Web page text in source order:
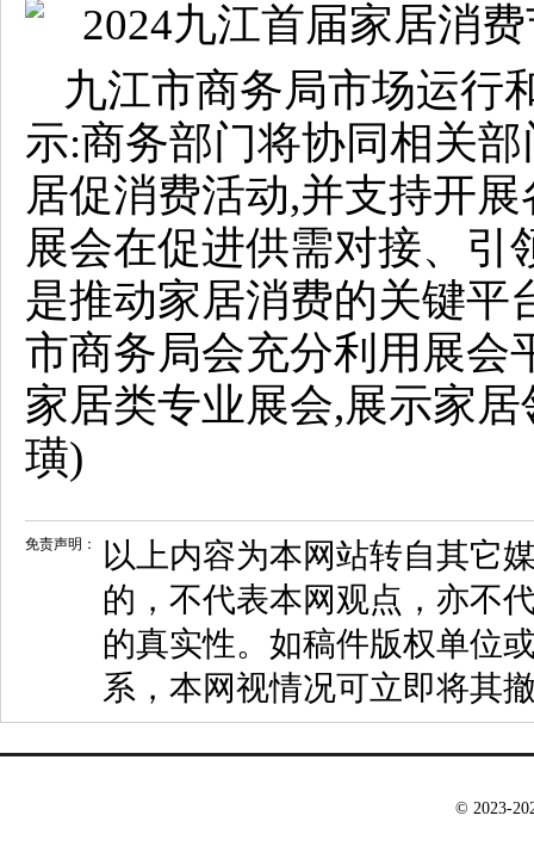
九江市商务局市场运行
示:商务部门将协同相关
居促消费活动,并支持开
展会在促进供需对接、引
是推动家居消费的关键平
市商务局会充分利用展会
家居类专业展会,展示家
璜)
免责声明：
以上内容为本网站转自其它
的，不代表本网观点，亦不
的真实性。如稿件版权单位
系，本网视情况可立即将其
© 2023-